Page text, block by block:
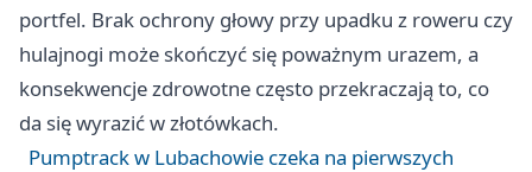
portfel. Brak ochrony głowy przy upadku z roweru czy
hulajnogi może skończyć się poważnym urazem, a
konsekwencje zdrowotne często przekraczają to, co
da się wyrazić w złotówkach.
Pumptrack w Lubachowie czeka na pierwszych